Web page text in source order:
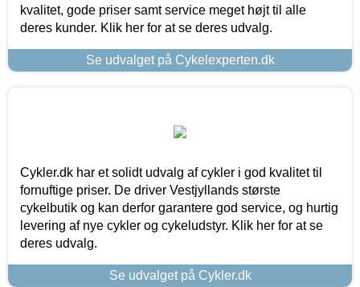
kvalitet, gode priser samt service meget højt til alle
deres kunder. Klik her for at se deres udvalg.
Se udvalget på Cykelexperten.dk
Cykler.dk har et solidt udvalg af cykler i god kvalitet til
fornuftige priser. De driver Vestjyllands største
cykelbutik og kan derfor garantere god service, og hurtig
levering af nye cykler og cykeludstyr. Klik her for at se
deres udvalg.
Se udvalget på Cykler.dk